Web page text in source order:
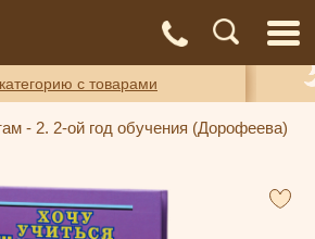
и оплата
с товарами
- 2. 2-ой год обучения (Дорофеева)